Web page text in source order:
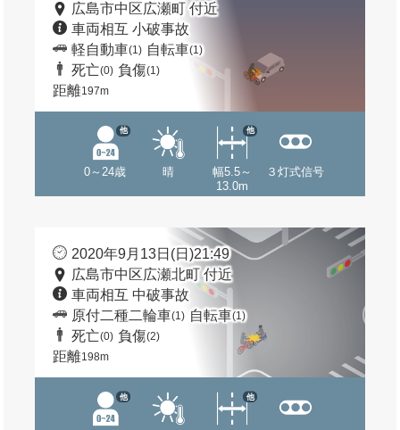
広島市中区広瀬町 付近
車両相互 小破事故
軽自動車(1) 自転車(1)
死亡(0) 負傷(1)
距離197m
0～24歳
他
晴
幅5.5～
13.0m
他
３灯式信号
2020年9月13日(日)21:49
広島市中区広瀬北町 付近
車両相互 中破事故
原付二種二輪車(1) 自転車(1)
死亡(0) 負傷(2)
距離198m
他 他